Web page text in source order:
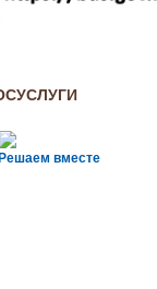
вместе